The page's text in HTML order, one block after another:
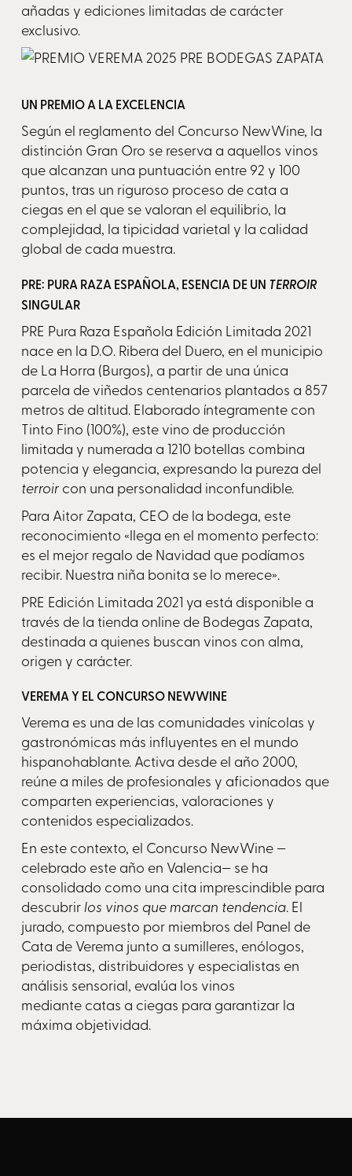
añadas y ediciones limitadas de carácter
exclusivo.
UN PREMIO A LA EXCELENCIA
Según el reglamento del Concurso NewWine, la
distinción Gran Oro se reserva a aquellos vinos
que alcanzan una puntuación entre 92 y 100
puntos, tras un riguroso proceso de cata a
ciegas en el que se valoran el equilibrio, la
complejidad, la tipicidad varietal y la calidad
global de cada muestra.
PRE: PURA RAZA ESPAÑOLA, ESENCIA DE UN TERROIR
SINGULAR
PRE Pura Raza Española Edición Limitada 2021
nace en la D.O. Ribera del Duero, en el municipio
de La Horra (Burgos), a partir de una única
parcela de viñedos centenarios plantados a 857
metros de altitud. Elaborado íntegramente con
Tinto Fino (100%), este vino de producción
limitada y numerada a 1210 botellas combina
potencia y elegancia, expresando la pureza del
terroircon una personalidad inconfundible.
Para Aitor Zapata, CEO de la bodega, este
reconocimiento «llega en el momento perfecto:
es el mejor regalo de Navidad que podíamos
recibir. Nuestra niña bonita se lo merece».
PRE Edición Limitada 2021 ya está disponible a
través de la tienda online de Bodegas Zapata,
destinada a quienes buscan vinos con alma,
origen y carácter.
VEREMA Y EL CONCURSO NEWWINE
Verema es una de las comunidades vinícolas y
gastronómicas más influyentes en el mundo
hispanohablante. Activa desde el año 2000,
reúne a miles de profesionales y aficionados que
comparten experiencias, valoraciones y
contenidos especializados.
En este contexto, el Concurso NewWine —
celebrado este año en Valencia— se ha
consolidado como una cita imprescindible para
descubrir los vinos que marcan tendencia. El
jurado, compuesto por miembros del Panel de
Cata de Verema junto a sumilleres, enólogos,
periodistas, distribuidores y especialistas en
análisis sensorial, evalúa los vinos
mediante catas a ciegas para garantizar la
máxima objetividad.